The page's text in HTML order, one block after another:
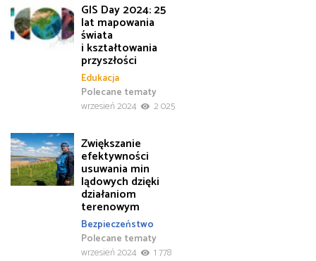
GIS Day 2024: 25
lat mapowania
świata
i kształtowania
przyszłości
Edukacja
Polecane tematy
wrzesień 2024
2 025
Zwiększanie
efektywności
usuwania min
lądowych dzięki
działaniom
terenowym
Bezpieczeństwo
Polecane tematy
wrzesień 2024
1 778